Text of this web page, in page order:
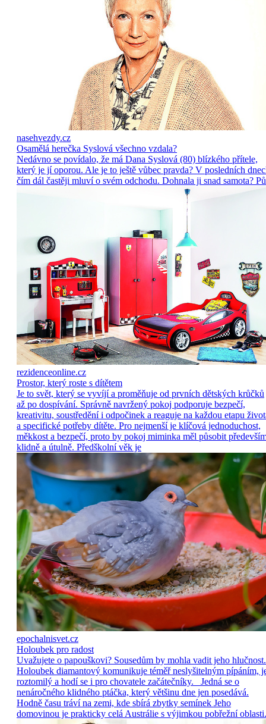
nasehvezdy.cz
Osamělá herečka Syslová všechno vzdala?
Nedávno se povídalo, že má Dana Syslová (80) blízkého přítele,
který je jí oporou. Ale je to ještě vůbec pravda? V posledních
čím dál častěji mluví o svém odchodu. Dohnala ji snad samota?
rezidenceonline.cz
Prostor, který roste s dítětem
Je to svět, který se vyvíjí a proměňuje od prvních dětských krůčků
až po dospívání. Správně navržený pokoj podporuje bezpečí,
kreativitu, soustředění i odpočinek a reaguje na každou etapu
a specifické potřeby dítěte. Pro nejmenší je klíčová jednoduchost,
měkkost a bezpečí, proto by pokoj miminka měl působit
klidně a útulně. Předškolní věk je
epochalnisvet.cz
Holoubek pro radost
Uvažujete o papouškovi? Sousedům by mohla vadit jeho hlučnost.
Holoubek diamantový komunikuje téměř neslyšitelným pípáním,
roztomilý a hodí se i pro chovatele začátečníky. Jedná se o
nenáročného klidného ptáčka, který většinu dne jen posedává.
Hodně času tráví na zemi, kde sbírá zbytky semínek Jeho
domovinou je prakticky celá Austrálie s výjimkou pobřežní oblasti.